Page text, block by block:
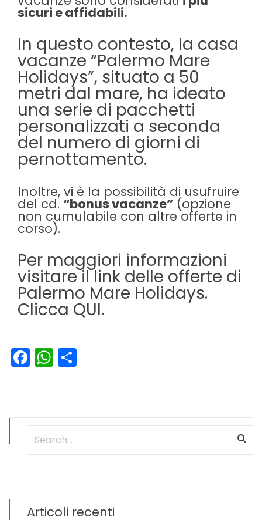
sicuri e affidabili.
In questo contesto, la casa
vacanze “Palermo Mare
Holidays”, situato a 50
metri dal mare, ha ideato
una serie di pacchetti
personalizzati a seconda
del numero di giorni di
pernottamento.
Inoltre, vi è la possibilità di usufruire
del cd. “bonus vacanze” (opzione
non cumulabile con altre offerte in
corso).
Per maggiori informazioni
visitare il link delle offerte di
Palermo Mare Holidays.
Clicca QUI.
Facebook
WhatsApp
Articoli recenti